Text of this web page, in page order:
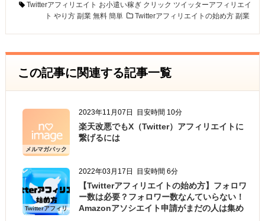
Twitterアフィリエイト お小遣い稼ぎ クリック ツイッターアフィリエイ
ト やり方 副業 無料 簡単 Twitterアフィリエイトの始め方 副業
この記事に関連する記事一覧
メルマガバック
ナンバー
2023年11月07日 目安時間 10分
楽天改悪でもX（Twitter）アフィリエイトに
繋げるには
Twitterアフィリ
エイトの始め方
2022年03月17日 目安時間 6分
【Twitterアフィリエイトの始め方】フォロワ
ー数は必要？フォロワー数なんていらない！
Amazonアソシエイト申請がまだの人は集め